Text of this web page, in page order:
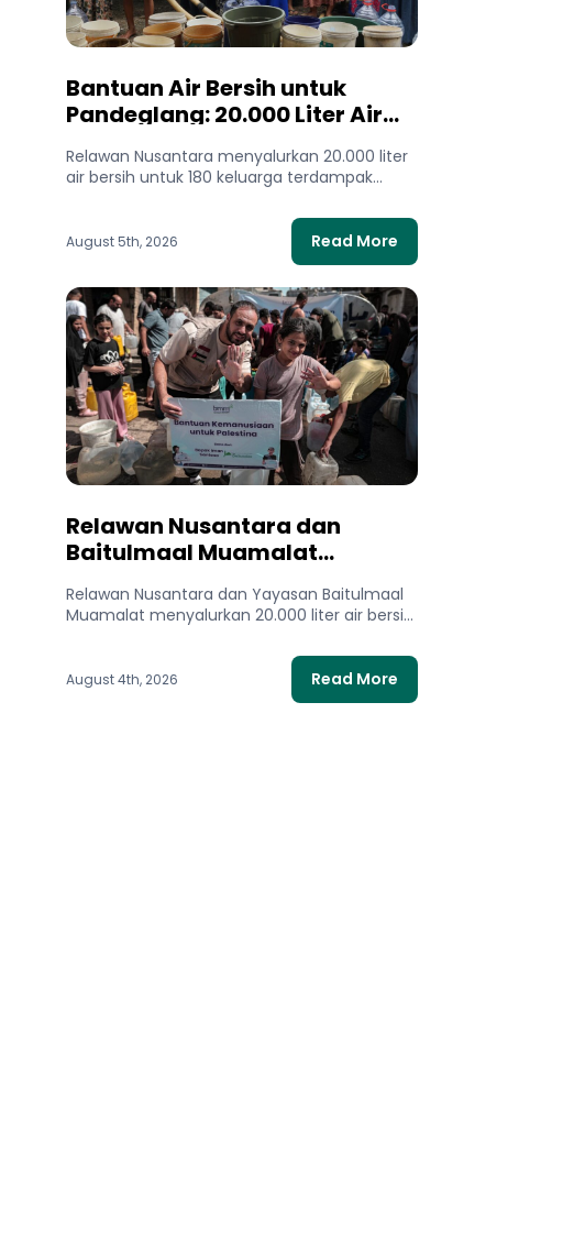
Bantuan Air Bersih untuk
Pandeglang: 20.000 Liter Air
Terdampak Kekeringan
Relawan Nusantara menyalurkan 20.000 liter
air bersih untuk 180 keluarga terdampak
August 5th, 2026 Read More
Relawan Nusantara dan
Baitulmaal Muamalat
untuk Gaza Utara
Relawan Nusantara dan Yayasan Baitulmaal
Muamalat menyalurkan 20.000 liter air bersih
August 4th, 2026 Read More